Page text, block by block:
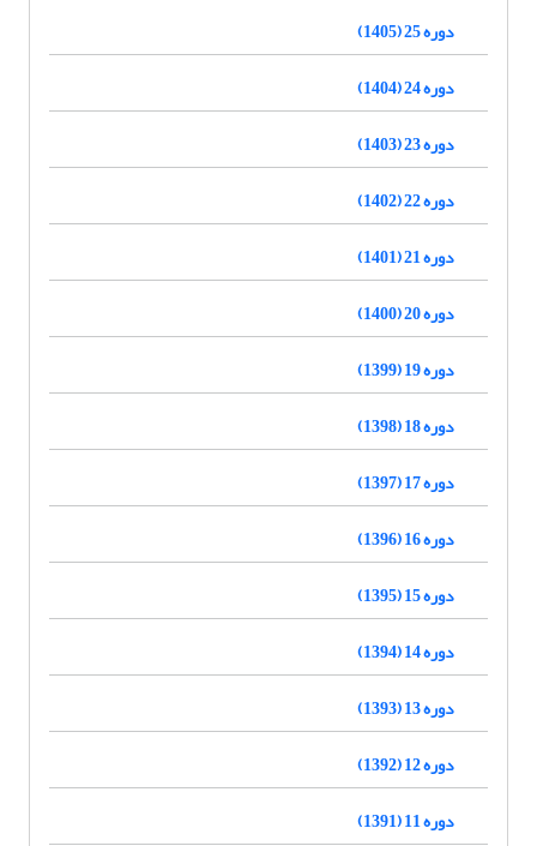
دوره 25 (1405)
دوره 24 (1404)
دوره 23 (1403)
دوره 22 (1402)
دوره 21 (1401)
دوره 20 (1400)
دوره 19 (1399)
دوره 18 (1398)
دوره 17 (1397)
دوره 16 (1396)
دوره 15 (1395)
دوره 14 (1394)
دوره 13 (1393)
دوره 12 (1392)
دوره 11 (1391)